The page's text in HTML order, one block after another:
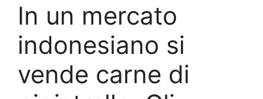
In un mercato
indonesiano si
vende carne di